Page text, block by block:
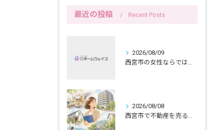
最近の投稿 Recent Posts
2026/08/09
西宮市の女性ならではの持ち家売却、共有名義と公開範囲
2026/08/08
西宮市で不動産を売る女性ならではの生活感配慮